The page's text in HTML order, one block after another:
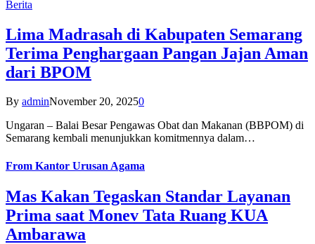
Berita
Lima Madrasah di Kabupaten Semarang
Terima Penghargaan Pangan Jajan Aman
dari BPOM
By adminNovember 20, 20250
Ungaran – Balai Besar Pengawas Obat dan Makanan (BBPOM) di
Semarang kembali menunjukkan komitmennya dalam…
From Kantor Urusan Agama
Mas Kakan Tegaskan Standar Layanan
Prima saat Monev Tata Ruang KUA
Ambarawa